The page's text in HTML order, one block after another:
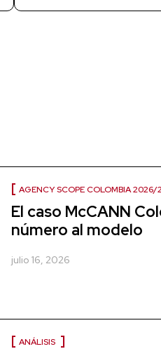
AGENCY SCOPE COLOMBIA 2026/
El caso McCANN
número al modelo
julio 16, 2026
ANÁLISIS